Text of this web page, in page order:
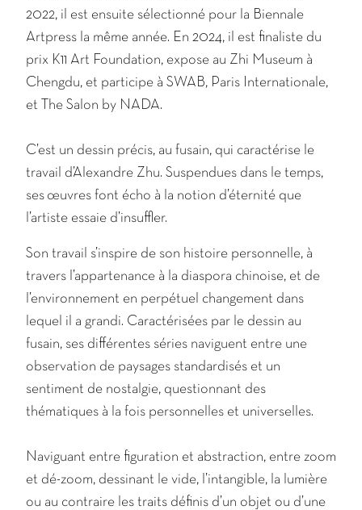
2022, il est ensuite sélectionné pour la Biennale
Artpress la même année. En 2024, il est finaliste du
prix K11 Art Foundation, expose au Zhi Museum à
Chengdu, et participe à SWAB, Paris Internationale,
et The Salon by NADA.
C’est un dessin précis, au fusain, qui caractérise le
travail d’Alexandre Zhu. Suspendues dans le temps,
ses œuvres font écho à la notion d’éternité que
l’artiste essaie d’insuffler.
Son travail s’inspire de son histoire personnelle, à
travers l’appartenance à la diaspora chinoise, et de
l’environnement en perpétuel changement dans
lequel il a grandi. Caractérisées par le dessin au
fusain, ses différentes séries naviguent entre une
observation de paysages standardisés et un
sentiment de nostalgie, questionnant des
thématiques à la fois personnelles et universelles.
Naviguant entre figuration et abstraction, entre zoom
et dé-zoom, dessinant le vide, l’intangible, la lumière
ou au contraire les traits définis d’un objet ou d’une